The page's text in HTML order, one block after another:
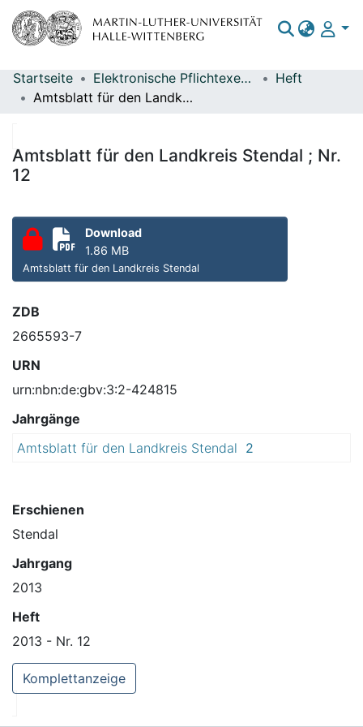
Bereiche & Sammlungen
Statistiken
Startseite Elektronische Pflichtexemplare
Heft
Amtsblatt für den Landkreis Stendal ; Nr. 12
Amtsblatt für den Landkreis Stendal ; Nr.
12
Download
1.86 MB
Amtsblatt für den Landkreis Stendal
ZDB
2665593-7
URN
urn:nbn:de:gbv:3:2-424815
Jahrgänge
Amtsblatt für den Landkreis Stendal 2
Erschienen
Stendal
Jahrgang
2013
Heft
2013 - Nr. 12
Komplettanzeige